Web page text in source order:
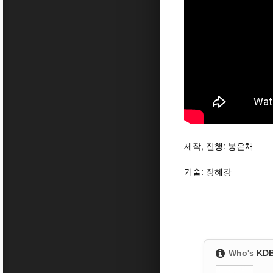
제작, 진행: 봉은채
기술: 장혜강
Who's